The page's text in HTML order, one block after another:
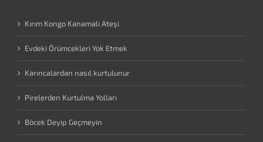
Kırım Kongo Kanamalı Ateşi
Evdeki Örümcekleri Yok Etmek
Karıncalardan nasıl kurtulunur
Pirelerden Kurtulma Yolları
Böcek Deyip Geçmeyin